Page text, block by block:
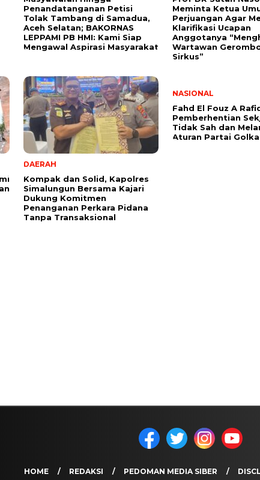
Penandatanganan Petisi
Tolak Tambang di Samadua,
Aceh Selatan; BAKORNAS
LEPPAMI PB HMI: Kami Siap
Mengawal Aspirasi Masyarakat
Meminta Ketua
Perjuangan Agar
Klarifikasi Ucapan
Anggotanya
Wartawan
Sirkus”
DAERAH
Kompak dan Solid, Kapolres
Simalungun Bersama Kajari
Dukung Komitmen
Penanganan Perkara Pidana
Tanpa Transaksional
NASIONAL
Fahd El Fouz A
Pemberhentian
Tidak Sah dan
Aturan Partai
HOME REDAKSI PEDOMAN MEDIA SIBER